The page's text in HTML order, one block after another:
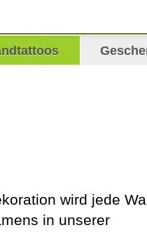
wird jede
in unserer